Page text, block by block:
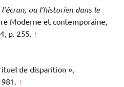
ou l’historien dans le
Moderne et contemporaine,
p. 255. ↑
de disparition »,
↑